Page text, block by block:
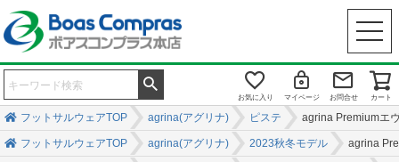
お気に入り マイページ お問合せ カート
フットサルウェアTOP agrina(アグリナ) ピステ agrina Premiumエ
フットサルウェアTOP agrina(アグリナ) 2023秋冬モデル agrina